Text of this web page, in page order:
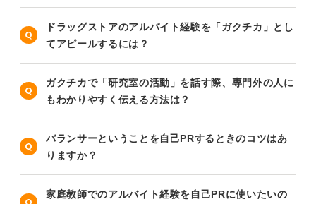
ドラッグストアのアルバイト経験を「ガクチカ」とし
てアピールするには？
ガクチカで「研究室の活動」を話す際、専門外の人に
もわかりやすく伝える方法は？
バランサーということを自己PRするときのコツはあ
りますか？
家庭教師でのアルバイト経験を自己PRに使いたいの